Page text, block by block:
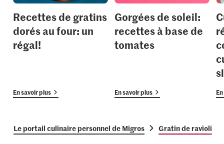
Recettes de gratins
dorés au four: un
régal!
En savoir plus
Gorgées de soleil:
recettes à base de
tomates
En savoir plus
Le portail culinaire personnel de Migros Gratin de ravioli